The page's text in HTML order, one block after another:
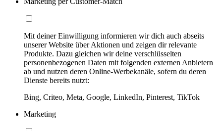
Mit deiner Einwilligung informieren wir dich auch abseits
unserer Website über Aktionen und zeigen dir relevante
Produkte. Dazu gleichen wir deine verschlüsselten
personenbezogenen Daten mit folgenden externen Anbietern
ab und nutzen deren Online-Werbekanäle, sofern du deren
Dienste bereits nutzt:
Bing, Criteo, Meta, Google, LinkedIn, Pinterest, TikTok
Marketing